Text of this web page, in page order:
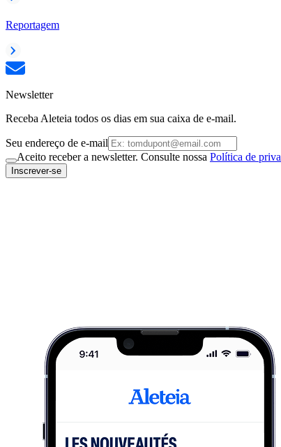
Reportagem
Newsletter
Receba Aleteia todos os dias em sua caixa de e-mail.
Seu endereço de e-mail
Aceito receber a newsletter. Consulte nossa Política de
Inscrever-se